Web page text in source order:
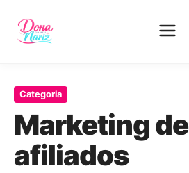
para
conteúdo
principal
Categoria
Marketing de
afiliados